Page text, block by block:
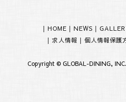
| HOME | NEWS |
| 求人情報 | 個人情報保護
Copyright ©GLOBAL-DINING, INC.